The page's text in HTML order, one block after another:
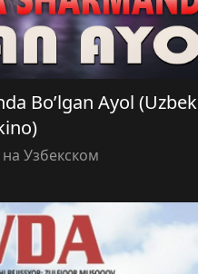
Bo’lgan Ayol (Uzbek
Узбекском